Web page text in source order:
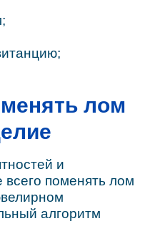
лом
и
поменять лом
алгоритм